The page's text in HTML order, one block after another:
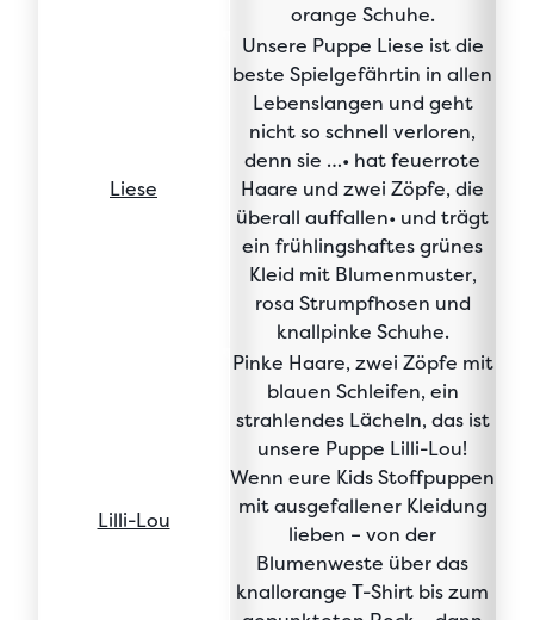
orange Schuhe.
Liese
Unsere Puppe Liese ist die
beste Spielgefährtin in allen
Lebenslangen und geht
nicht so schnell verloren,
denn sie …• hatfeuerrote
Haare und zwei Zöpfe, die
überall auffallen• und trägt
ein frühlingshaftes grünes
Kleid mit Blumenmuster,
rosa Strumpfhosen und
knallpinke Schuhe.
Lilli-Lou
Pinke Haare, zwei Zöpfe mit
blauen Schleifen, ein
strahlendes Lächeln, das ist
unsere Puppe Lilli-Lou!
Wenn eure KidsStoffpuppen
mit ausgefallener Kleidung
lieben – von der
Blumenweste über das
knallorange T-Shirt bis zum